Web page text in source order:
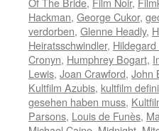
Hackman, George Cukor,
verdorben, Glenne Headly,
Heiratsschwindler,
Cronyn, Humphrey Bogart,
Lewis, Joan Crawford, John
Kultfilm Azubis, kultfilm
gesehen haben muss,
Parsons, Louis de Funès,